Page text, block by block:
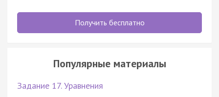
Получить бесплатно
Популярные материалы
Задание 17. Уравнения